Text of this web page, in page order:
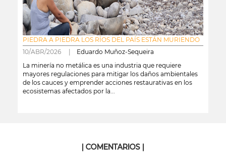
PIEDRA A PIEDRA LOS RÍOS DEL PAÍS ESTÁN MURIENDO
10/ABR/2026 | Eduardo Muñoz-Sequeira
La minería no metálica es una industria que requiere
mayores regulaciones para mitigar los daños ambientales
de los cauces y emprender acciones restaurativas en los
ecosistemas afectados por la...
| COMENTARIOS |